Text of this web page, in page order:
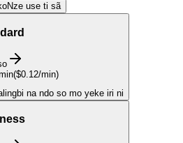
Nze use ti sã
($0.12/min)
na ndo so mo yeke iri ni